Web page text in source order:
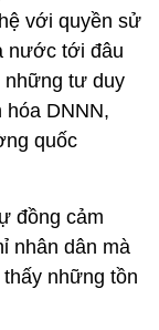
với quyền sử
nước tới đâu
tư duy
hóa DNNN,
quốc
đồng cảm
nhân dân mà
những tồn